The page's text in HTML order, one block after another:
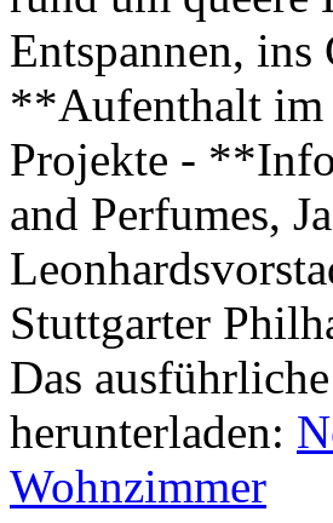
Entspannen,
**Aufenthalt im
Projekte -
and Perfumes,
Stuttgarter
Das
herunterladen:
Wohnzimmer